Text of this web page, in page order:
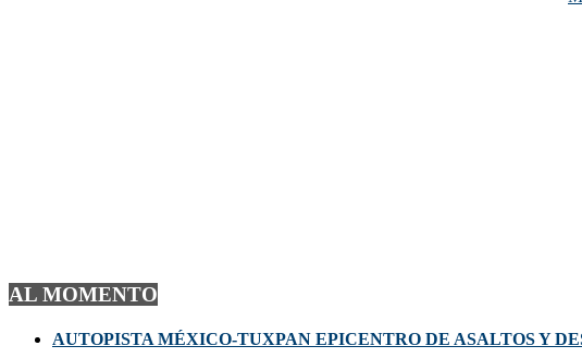
AL MOMENTO
AUTOPISTA MÉXICO-TUXPAN EPICENTRO DE ASALTOS Y